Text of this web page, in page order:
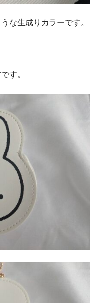
な生成りカラーです。
す。